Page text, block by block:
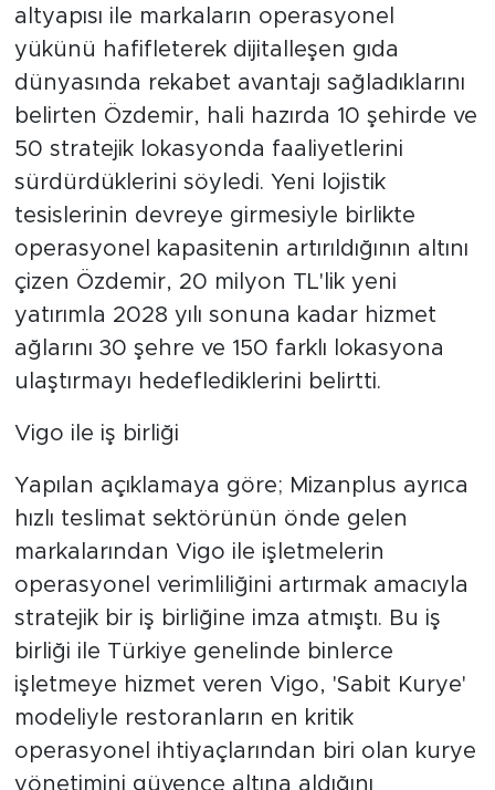
altyapısı ile markaların operasyonel
yükünü hafifleterek dijitalleşen gıda
dünyasında rekabet avantajı sağladıklarını
belirten Özdemir, hali hazırda 10 şehirde ve
50 stratejik lokasyonda faaliyetlerini
sürdürdüklerini söyledi. Yeni lojistik
tesislerinin devreye girmesiyle birlikte
operasyonel kapasitenin artırıldığının altını
çizen Özdemir, 20 milyon TL'lik yeni
yatırımla 2028 yılı sonuna kadar hizmet
ağlarını 30 şehre ve 150 farklı lokasyona
ulaştırmayı hedeflediklerini belirtti.
Vigo ile iş birliği
Yapılan açıklamaya göre; Mizanplus ayrıca
hızlı teslimat sektörünün önde gelen
markalarından Vigo ile işletmelerin
operasyonel verimliliğini artırmak amacıyla
stratejik bir iş birliğine imza atmıştı. Bu iş
birliği ile Türkiye genelinde binlerce
işletmeye hizmet veren Vigo, 'Sabit Kurye'
modeliyle restoranların en kritik
operasyonel ihtiyaçlarından biri olan kurye
yönetimini güvence altına aldığını